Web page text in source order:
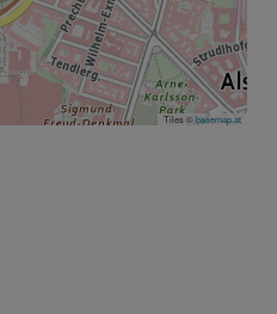
Tiles ©basemap.at